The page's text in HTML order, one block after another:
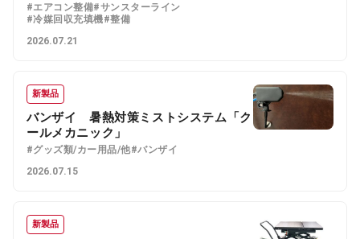
#エアコン整備#サンスターライン
#冷媒回収充填機#整備
2026.07.21
新製品
バンザイ 暑熱対策ミストシステム「ク
ールメカニック」
#グッズ類/カー用品/他#バンザイ
2026.07.15
新製品